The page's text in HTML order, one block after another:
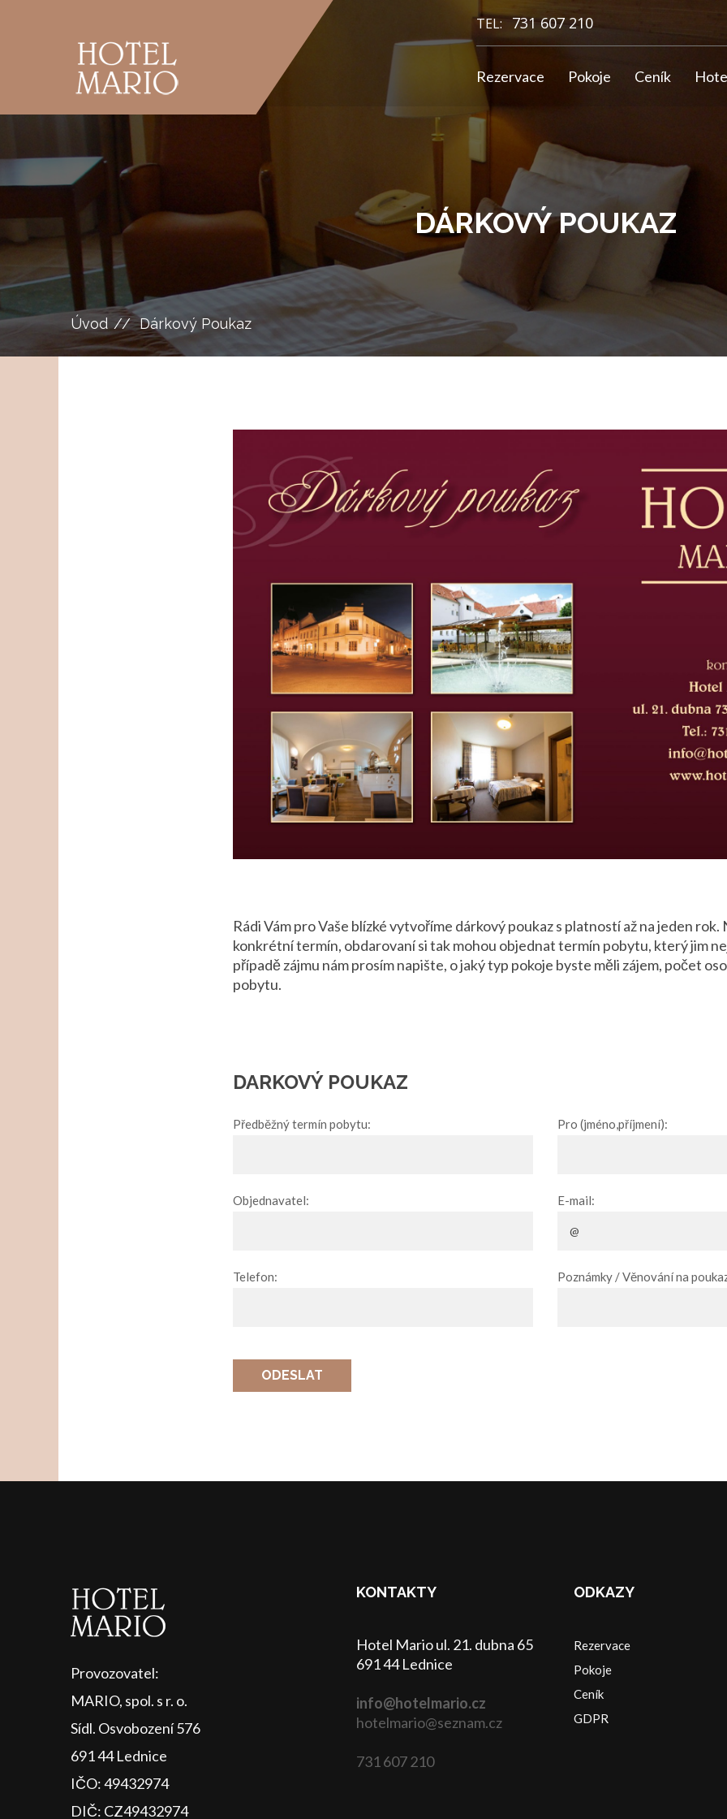
TEL: 731 607 210
Rezervace Pokoje Ceník
DÁRKOVÝ POUKAZ
Úvod Dárkový Poukaz
Rádi Vám pro Vaše blízké vytvoříme dárkový poukaz s platností až na jeden
konkrétní termín, obdarovaní si tak mohou objednat termín pobytu, který jim
případě zájmu nám prosím napište, o jaký typ pokoje byste měli zájem, počet
pobytu.
DARKOVÝ POUKAZ
Předběžný termín pobytu: Pro (jméno,příjmení):
Objednavatel: E-mail:
Telefon: Poznámky / Věnování na
ODESLAT
Provozovatel:
MARIO, spol. s r. o.
Sídl. Osvobození 576
691 44 Lednice
IČO: 49432974
DIČ: CZ49432974
KONTAKTY
Hotel Mario ul. 21. dubna 65
691 44 Lednice
info@hotelmario.cz
hotelmario@seznam.cz
731 607 210
ODKAZY
Rezervace
Pokoje
Ceník
GDPR